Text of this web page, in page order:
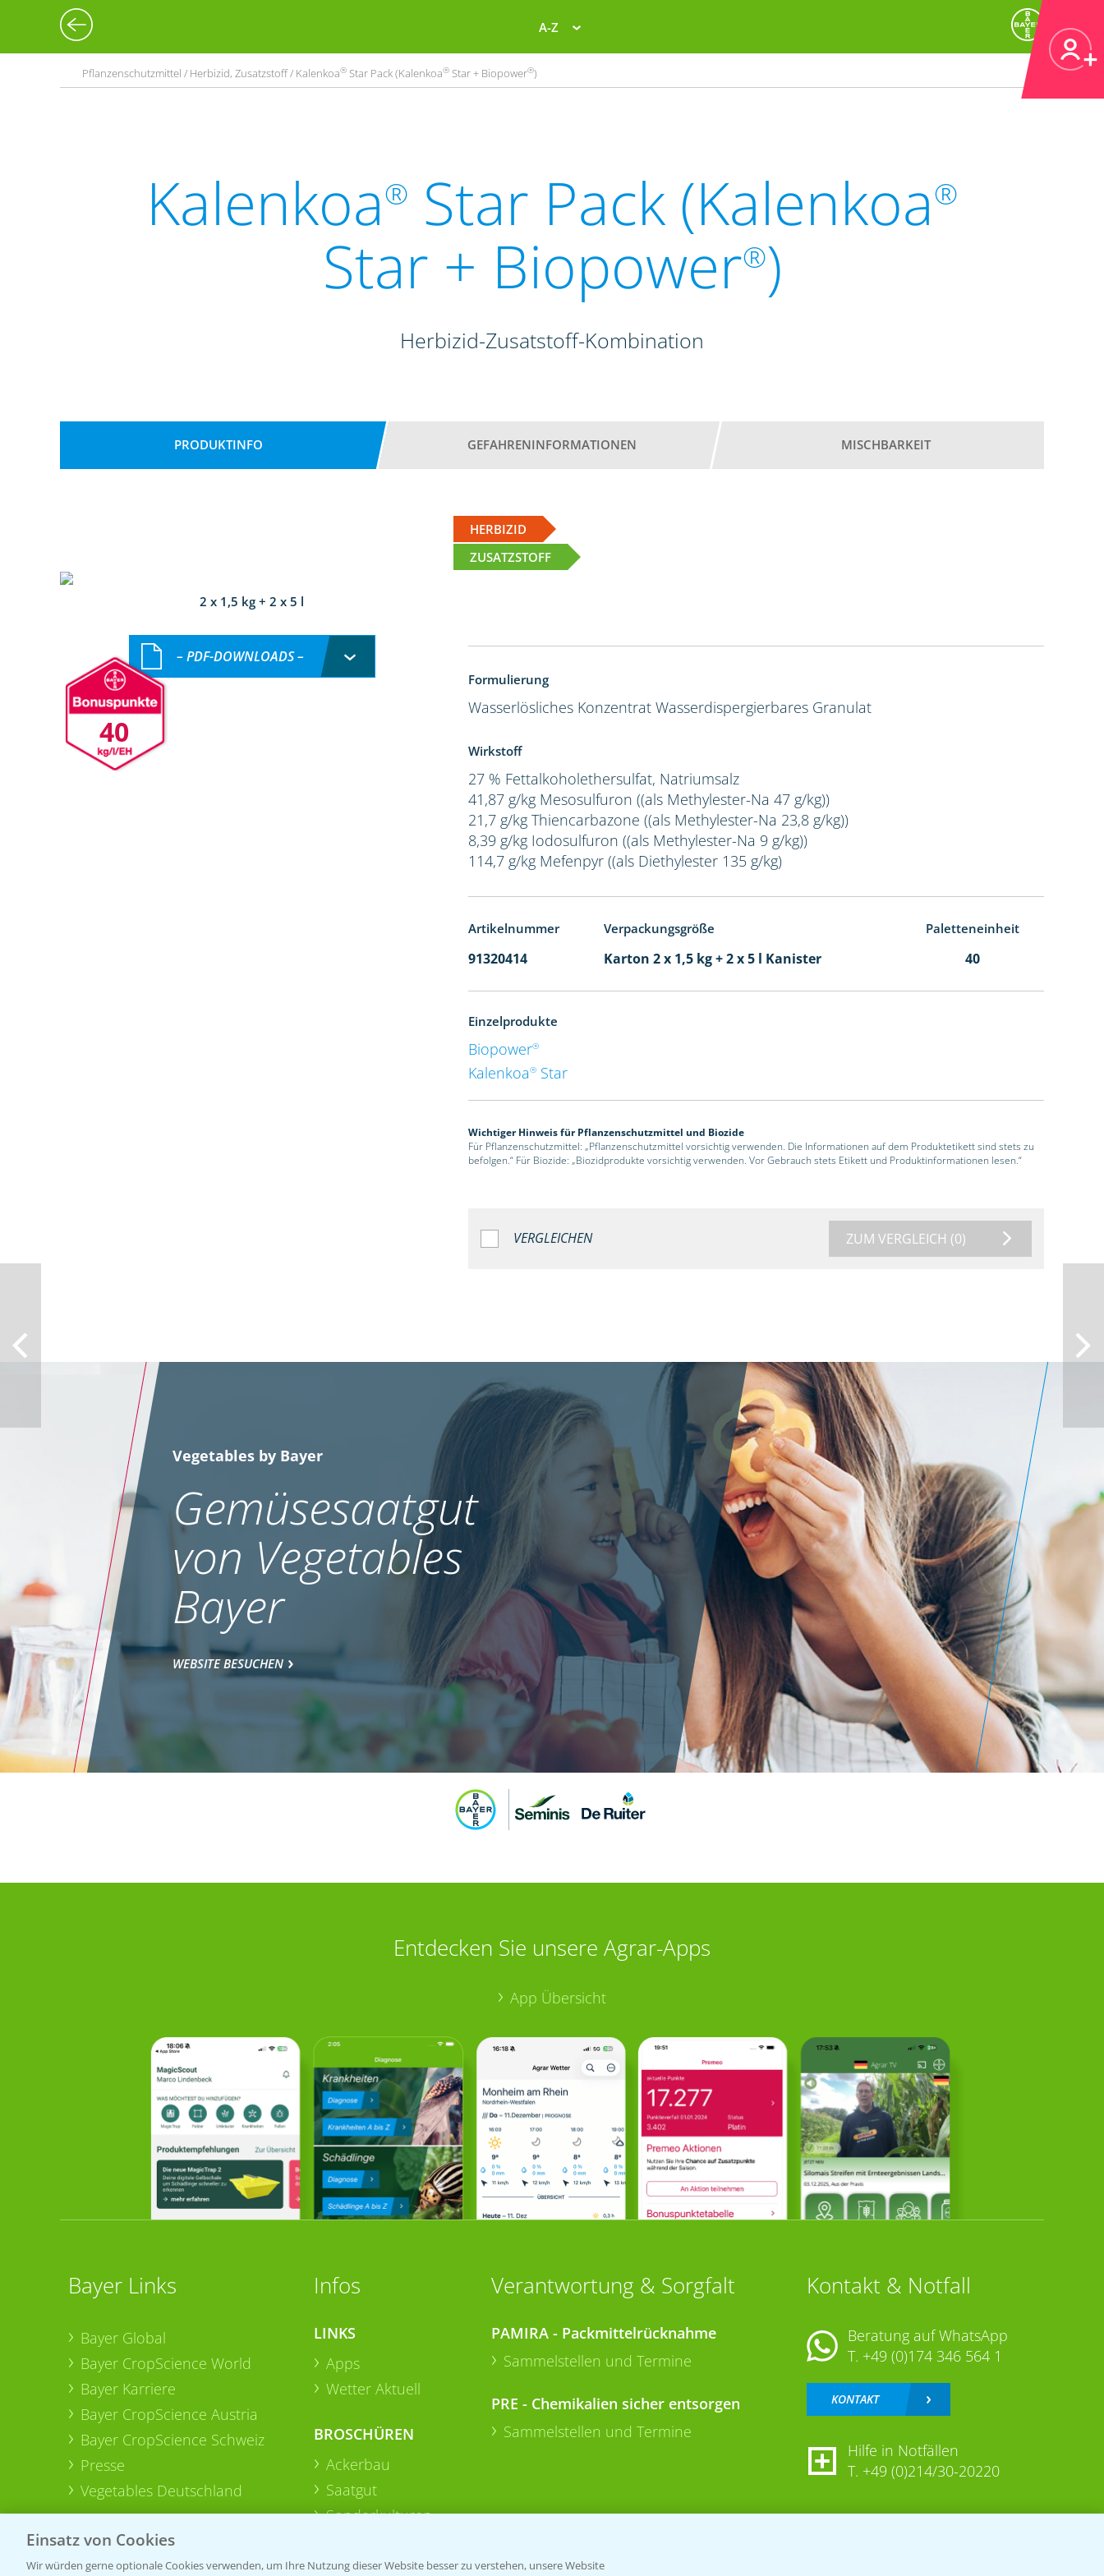
A-Z
Pflanzenschutzmittel / Herbizid, Zusatzstoff / Kalenkoa® Star Pack (Kalenkoa® Star + Biopower®)
Kalenkoa® Star Pack (Kalenkoa®
Star + Biopower®)
Herbizid-Zusatstoff-Kombination
PRODUKTINFO GEFAHRENINFORMATIONEN MISCHBARKEIT
HERBIZID
ZUSATZSTOFF
2 x 1,5 kg + 2 x 5 l
40
– PDF-DOWNLOADS –
Formulierung
Wasserlösliches Konzentrat Wasserdispergierbares Granulat
Wirkstoff
27 % Fettalkoholethersulfat, Natriumsalz
41,87 g/kg Mesosulfuron ((als Methylester-Na 47 g/kg))
21,7 g/kg Thiencarbazone ((als Methylester-Na 23,8 g/kg))
8,39 g/kg Iodosulfuron ((als Methylester-Na 9 g/kg))
114,7 g/kg Mefenpyr ((als Diethylester 135 g/kg)
Artikelnummer Verpackungsgröße Paletteneinheit
91320414 Karton 2 x 1,5 kg + 2 x 5 l Kanister 40
Einzelprodukte
Biopower®
Kalenkoa® Star
Wichtiger Hinweis für Pflanzenschutzmittel und Biozide
Für Pflanzenschutzmittel: „Pflanzenschutzmittel vorsichtig verwenden. Die Informationen auf dem Produktetikett sind stets zu
befolgen.“ Für Biozide: „Biozidprodukte vorsichtig verwenden. Vor Gebrauch stets Etikett und Produktinformationen lesen.“
VERGLEICHEN ZUM VERGLEICH (0)
Vegetables by Bayer
Gemüsesaatgut
von Vegetables
Bayer
WEBSITE BESUCHEN
Entdecken Sie unsere Agrar-Apps
App Übersicht
Bayer Links
Bayer Global
Bayer CropScience World
Bayer Karriere
Bayer CropScience Austria
Bayer CropScience Schweiz
Presse
Vegetables Deutschland
Infos
LINKS
Apps
Wetter Aktuell
BROSCHÜREN
Ackerbau
Saatgut
Sonderkulturen
Verantwortung & Sorgfalt
PAMIRA - Packmittelrücknahme
Sammelstellen und Termine
PRE - Chemikalien sicher entsorgen
Sammelstellen und Termine
Kontakt & Notfall
Beratung auf WhatsApp
T. +49 (0)174 346 564 1
KONTAKT
Hilfe in Notfällen
T. +49 (0)214/30-20220
Einsatz von Cookies
Wir würden gerne optionale Cookies verwenden, um Ihre Nutzung dieser Website besser zu verstehen, unsere Website